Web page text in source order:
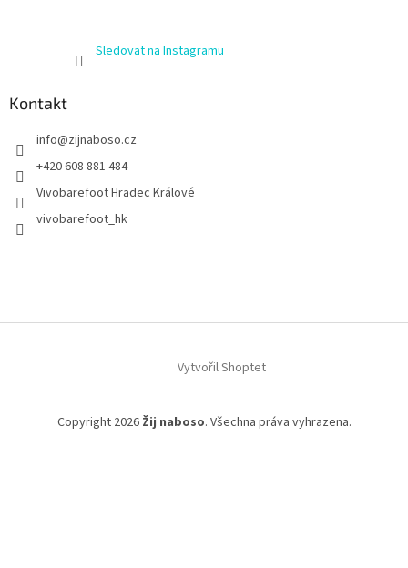
Sledovat na Instagramu
Kontakt
info@zijnaboso.cz
+420 608 881 484
Vivobarefoot Hradec Králové
vivobarefoot_hk
Vytvořil Shoptet
Copyright 2026 Žij naboso. Všechna práva vyhrazena.